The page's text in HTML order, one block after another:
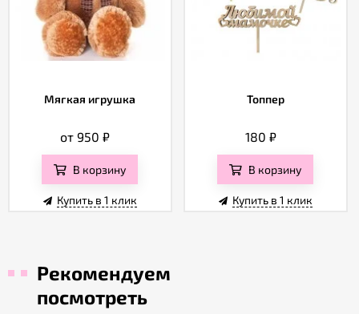
Мягкая игрушка
от 950₽
В корзину
Купить в 1 клик
Топпер
180 ₽
В корзину
Купить в 1 клик
Рекомендуем
посмотреть